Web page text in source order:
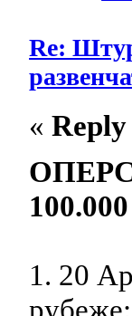
Re:
«Reply
1. 20